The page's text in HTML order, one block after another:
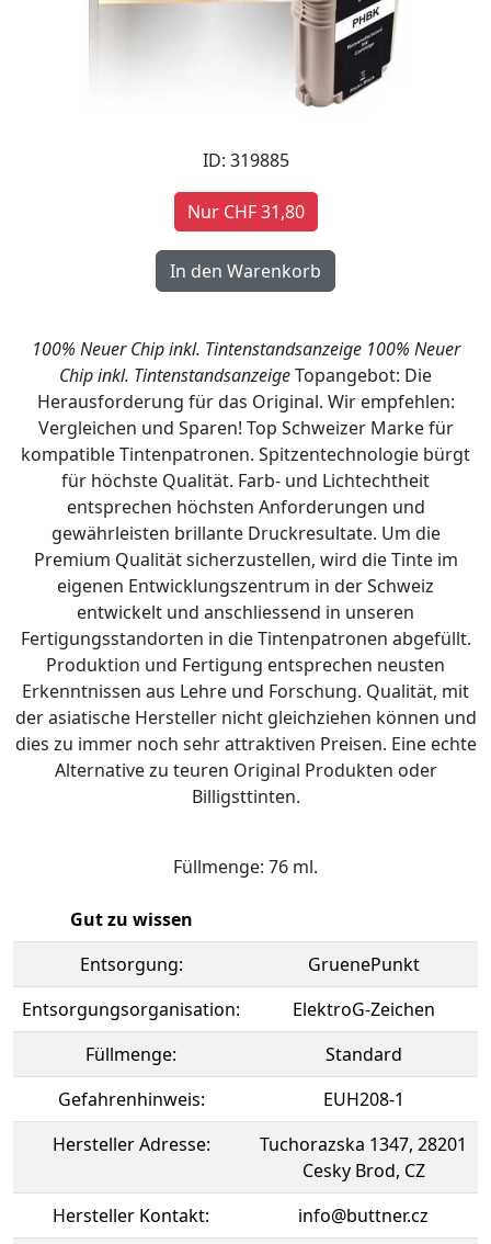
ID: 319885
Nur CHF 31,80
100% Neuer Chip inkl. Tintenstandsanzeige 100% Neuer
Chip inkl. TintenstandsanzeigeTopangebot: Die
Herausforderung für das Original. Wir empfehlen:
Vergleichen und Sparen! Top Schweizer Marke für
kompatible Tintenpatronen. Spitzentechnologie bürgt
für höchste Qualität. Farb- und Lichtechtheit
entsprechen höchsten Anforderungen und
gewährleisten brillante Druckresultate. Um die
Premium Qualität sicherzustellen, wird die Tinte im
eigenen Entwicklungszentrum in der Schweiz
entwickelt und anschliessend in unseren
Fertigungsstandorten in die Tintenpatronen abgefüllt.
Produktion und Fertigung entsprechen neusten
Erkenntnissen aus Lehre und Forschung. Qualität, mit
der asiatische Hersteller nicht gleichziehen können und
dies zu immer noch sehr attraktiven Preisen. Eine echte
Alternative zu teuren Original Produkten oder
Billigsttinten.
Füllmenge: 76 ml.
Gut zu wissen
Entsorgung:
GruenePunkt
Entsorgungsorganisation:
ElektroG-Zeichen
Füllmenge:
Standard
Gefahrenhinweis:
EUH208-1
Hersteller Adresse:
Tuchorazska 1347, 28201
Cesky Brod, CZ
Hersteller Kontakt:
info@buttner.cz